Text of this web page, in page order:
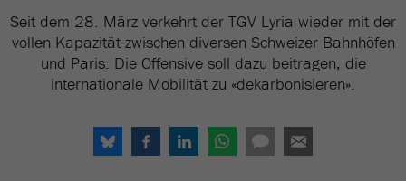
Seit dem 28. März verkehrt der TGV Lyria wieder mit der
vollen Kapazität zwischen diversen Schweizer Bahnhöfen
und Paris. Die Offensive soll dazu beitragen, die
internationale Mobilität zu «dekarbonisieren».